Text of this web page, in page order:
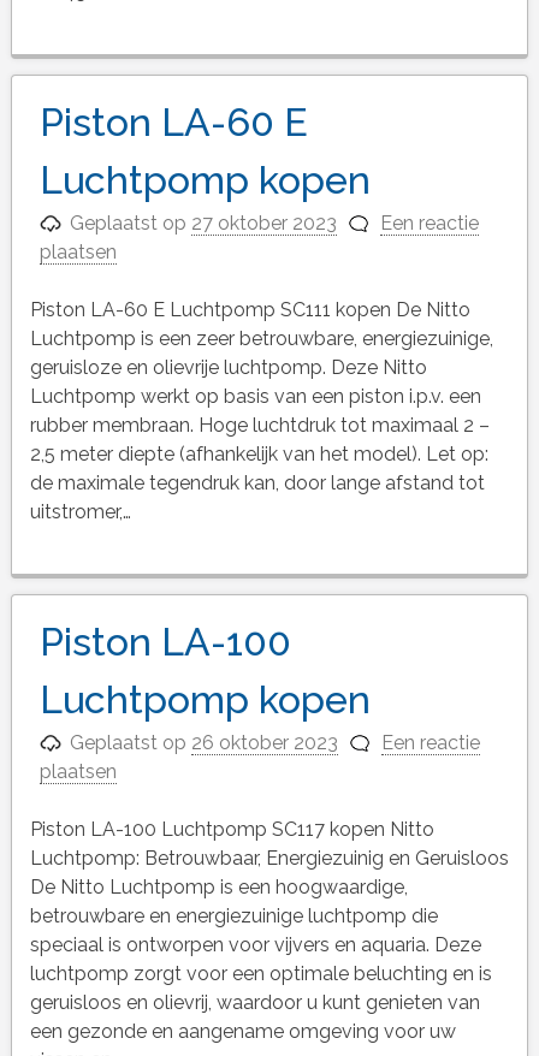
Piston LA-60 E
Luchtpomp kopen
Geplaatst op 27 oktober 2023
Een reactie
plaatsen
Piston LA-60 E Luchtpomp SC111 kopen De Nitto
Luchtpomp is een zeer betrouwbare, energiezuinige,
geruisloze en olievrije luchtpomp. Deze Nitto
Luchtpomp werkt op basis van een piston i.p.v. een
rubber membraan. Hoge luchtdruk tot maximaal 2 –
2,5 meter diepte (afhankelijk van het model). Let op:
de maximale tegendruk kan, door lange afstand tot
uitstromer,…
Piston LA-100
Luchtpomp kopen
Geplaatst op 26 oktober 2023
Een reactie
plaatsen
Piston LA-100 Luchtpomp SC117 kopen Nitto
Luchtpomp: Betrouwbaar, Energiezuinig en Geruisloos
De Nitto Luchtpomp is een hoogwaardige,
betrouwbare en energiezuinige luchtpomp die
speciaal is ontworpen voor vijvers en aquaria. Deze
luchtpomp zorgt voor een optimale beluchting en is
geruisloos en olievrij, waardoor u kunt genieten van
een gezonde en aangename omgeving voor uw